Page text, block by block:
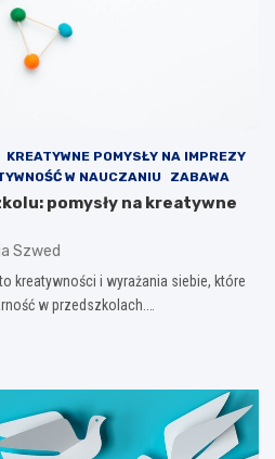
KREATYWNE POMYSŁY NA IMPREZY
W NAUCZANIU ZABAWA
pomysły na kreatywne
Szwed
kreatywności i wyrażania siebie, które
w przedszkolach.…